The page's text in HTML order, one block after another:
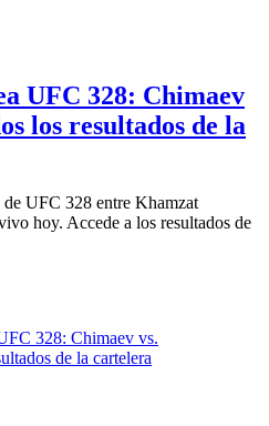
UFC 328: Chimaev
los resultados de la
de UFC 328 entre Khamzat
hoy. Accede a los resultados de